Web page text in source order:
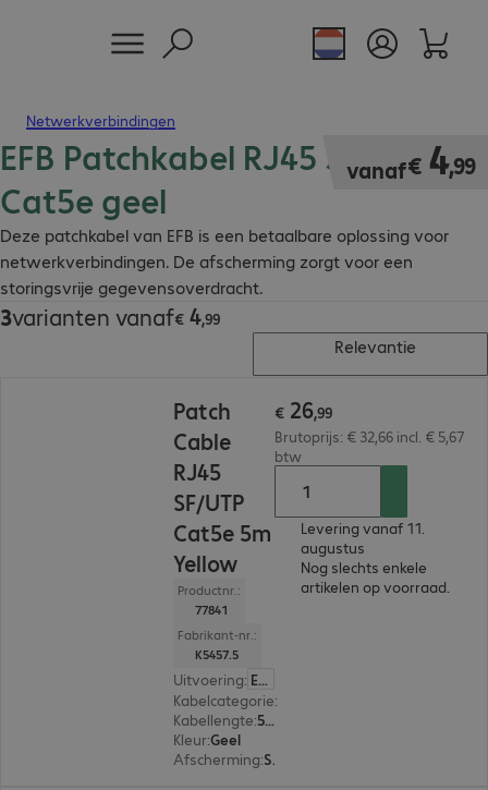
Netwerkverbindingen
EFB Patchkabel RJ45 SF/UTP
Cat5e geel
Deze patchkabel van EFB is een betaalbare oplossing voor
netwerkverbindingen. De afscherming zorgt voor een
storingsvrije gegevensoverdracht.
vanaf€ 4,99
€ 4,99
3varianten vanaf€ 4,99
€ 4,99
Relevantie
Patch
Cable
RJ45
SF/UTP
Cat5e 5m
Yellow
Productnr.:
77841
Fabrikant-nr.:
K5457.5
Uitvoering: Europa
Kabelcategorie:
Kabellengte: 5 m
Kleur:Geel
Afscherming: SF/UTP
€ 26,99
Brutoprijs: € 32,66 incl. € 5,67
btw
Levering vanaf 11.
augustus
Nog slechts enkele
artikelen op voorraad.